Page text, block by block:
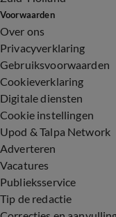
Voorwaarden
Over ons
Privacyverklaring
Gebruiksvoorwaarden
Cookieverklaring
Digitale diensten
Cookie instellingen
Upod & Talpa Network
Adverteren
Vacatures
Publieksservice
Tip de redactie